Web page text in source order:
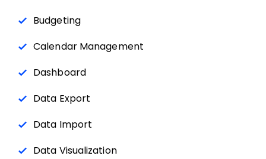
Budgeting
Calendar Management
Dashboard
Data Export
Data Import
Data Visualization